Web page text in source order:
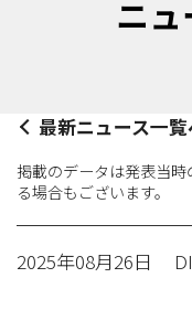
ニ
最新ニュース一
掲載のデータは発表当
る場合もございます。
2025年08月26日